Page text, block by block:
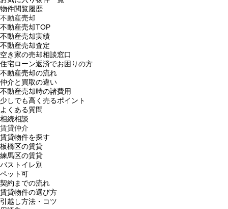
物件閲覧履歴
不動産売却
不動産売却TOP
不動産売却実績
不動産売却査定
空き家の売却相談窓口
住宅ローン返済でお困りの方
不動産売却の流れ
仲介と買取の違い
不動産売却時の諸費用
少しでも高く売るポイント
よくある質問
相続相談
賃貸仲介
賃貸物件を探す
板橋区の賃貸
練馬区の賃貸
バストイレ別
ペット可
契約までの流れ
賃貸物件の選び方
引越し方法・コツ